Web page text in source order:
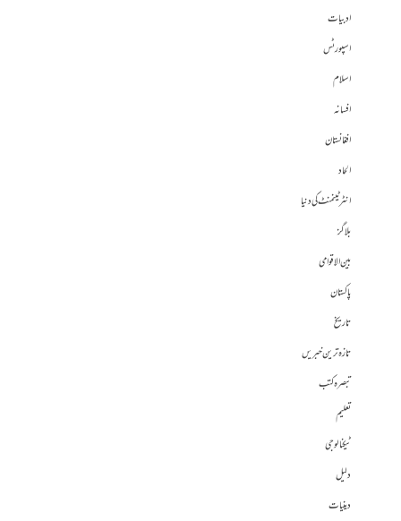
ادبیات
اسپورٹس
اسلام
افسانہ
افغانستان
الحاد
انٹرٹینمنٹ کی دنیا
بلاگز
بین الاقوامی
پاکستان
تاریخ
تازہ ترین خبریں
تبصرہ کتب
تعلیم
ٹیکنالوجی
دلیل
دینیات